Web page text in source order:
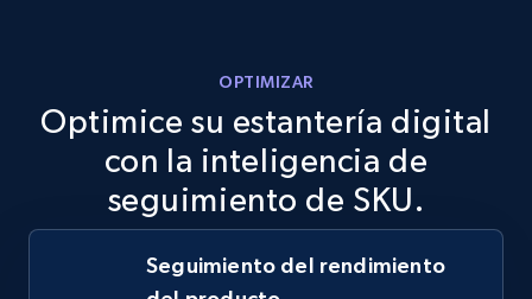
URL, Title, Available, Description, Currency, Initial
OPTIMIZAR
Optimice su estantería digital
con la inteligencia de
seguimiento de SKU.
Seguimiento del rendimiento